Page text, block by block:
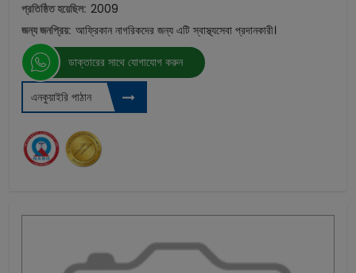
প্রতিষ্ঠিত হয়েছিল: 2009
জন্য জনপ্রিয়: আফ্রিকান নাগরিকদের জন্য এটি স্বাস্থ্যসেবা প্রদানকারী।
ডাক্তারের সাথে যোগাযোগ করুন
এনকুয়াইরি পাঠান